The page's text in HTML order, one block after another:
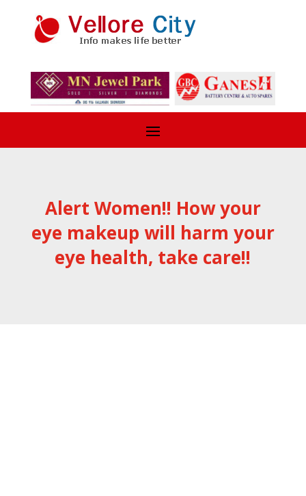
Alert Women!! How your
eye makeup will harm your
eye health, take care!!